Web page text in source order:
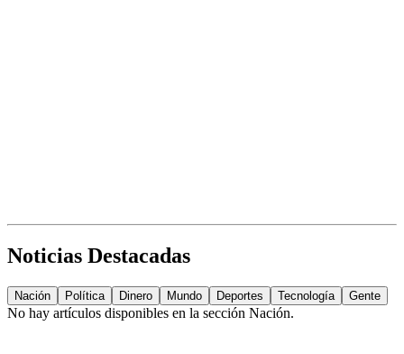
Noticias Destacadas
Nación Política Dinero Mundo Deportes Tecnología Gente
No hay artículos disponibles en la sección Nación.